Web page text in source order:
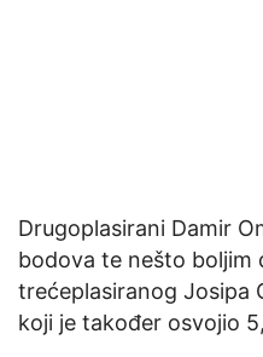
Drugoplasirani Damir
bodova te nešto boljim
trećeplasiranog Josipa
koji je također osvojio